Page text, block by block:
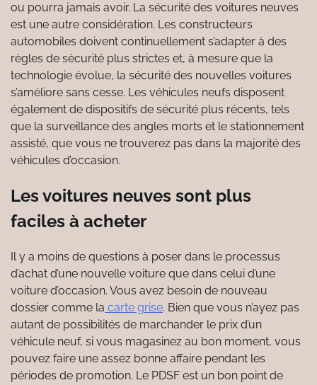
ou pourra jamais avoir. La sécurité des voitures neuves
est une autre considération. Les constructeurs
automobiles doivent continuellement s’adapter à des
règles de sécurité plus strictes et, à mesure que la
technologie évolue, la sécurité des nouvelles voitures
s’améliore sans cesse. Les véhicules neufs disposent
également de dispositifs de sécurité plus récents, tels
que la surveillance des angles morts et le stationnement
assisté, que vous ne trouverez pas dans la majorité des
véhicules d’occasion.
Les voitures neuves sont plus
faciles à acheter
Il y a moins de questions à poser dans le processus
d’achat d’une nouvelle voiture que dans celui d’une
voiture d’occasion. Vous avez besoin de nouveau
dossier comme la carte grise. Bien que vous n’ayez pas
autant de possibilités de marchander le prix d’un
véhicule neuf, si vous magasinez au bon moment, vous
pouvez faire une assez bonne affaire pendant les
périodes de promotion. Le PDSF est un bon point de